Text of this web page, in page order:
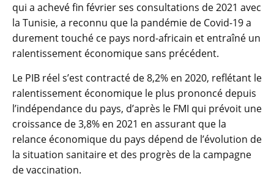
qui a achevé fin février ses consultations de 2021 avec
la Tunisie, a reconnu que la pandémie de Covid-19 a
durement touché ce pays nord-africain et entraîné un
ralentissement économique sans précédent.
Le PIB réel s’est contracté de 8,2% en 2020, reflétant le
ralentissement économique le plus prononcé depuis
l’indépendance du pays, d’après le FMI qui prévoit une
croissance de 3,8% en 2021 en assurant que la
relance économique du pays dépend de l’évolution de
la situation sanitaire et des progrès de la campagne
de vaccination.